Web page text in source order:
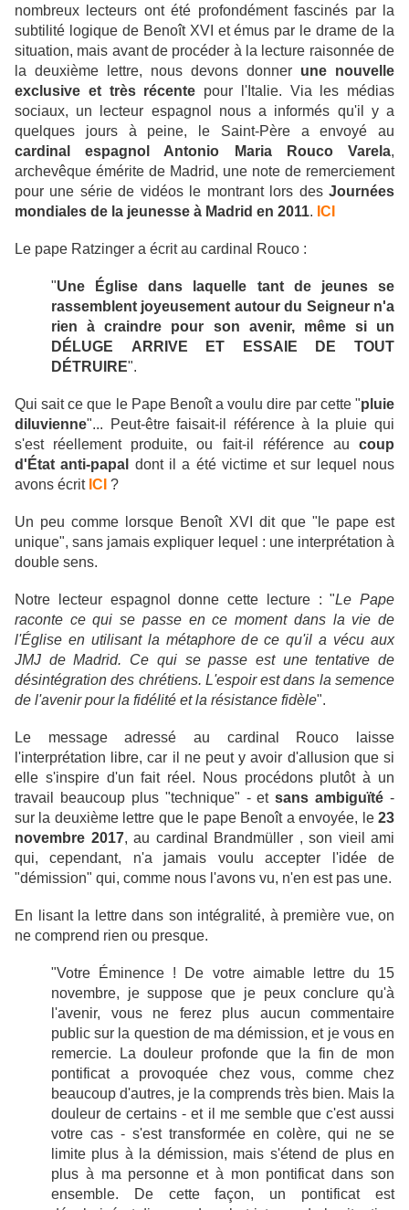
nombreux lecteurs ont été profondément fascinés par la
subtilité logique de Benoît XVI et émus par le drame de la
situation, mais avant de procéder à la lecture raisonnée de
la deuxième lettre, nous devons donner une nouvelle
exclusive et très récente pour l'Italie. Via les médias
sociaux, un lecteur espagnol nous a informés qu'il y a
quelques jours à peine, le Saint-Père a envoyé au
cardinal espagnol Antonio Maria Rouco Varela,
archevêque émérite de Madrid, une note de remerciement
pour une série de vidéos le montrant lors des Journées
mondiales de la jeunesse à Madrid en 2011. ICI
Le pape Ratzinger a écrit au cardinal Rouco :
"Une Église dans laquelle tant de jeunes se
rassemblent joyeusement autour du Seigneur n'a
rien à craindre pour son avenir, même si un
DÉLUGE ARRIVE ET ESSAIE DE TOUT
DÉTRUIRE".
Qui sait ce que le Pape Benoît a voulu dire par cette "pluie
diluvienne"... Peut-être faisait-il référence à la pluie qui
s'est réellement produite, ou fait-il référence au coup
d'État anti-papal
dont il a été victime et sur lequel nous
avons écrit ICI ?
Un peu comme lorsque Benoît XVI dit que "le pape est
unique", sans jamais expliquer lequel : une interprétation à
double sens.
Notre lecteur espagnol donne cette lecture : "Le Pape
raconte ce qui se passe en ce moment dans la vie de
l'Église en utilisant la métaphore de ce qu'il a vécu aux
JMJ de Madrid. Ce qui se passe est une tentative de
désintégration des chrétiens. L'espoir est dans la semence
de l'avenir pour la fidélité et la résistance fidèle".
Le message adressé au cardinal Rouco laisse
l'interprétation libre, car il ne peut y avoir d'allusion que si
elle s'inspire d'un fait réel. Nous procédons plutôt à un
travail beaucoup plus "technique" - etsans ambiguïté -
sur la deuxième lettre que le pape Benoît a envoyée, le 23
novembre 2017, au cardinal Brandmüller , son vieil ami
qui, cependant, n'a jamais voulu accepter l'idée de
"démission" qui, comme nous l'avons vu, n'en est pas une.
En lisant la lettre dans son intégralité, à première vue, on
ne comprend rien ou presque.
"Votre Éminence ! De votre aimable lettre du 15
novembre, je suppose que je peux conclure qu'à
l'avenir, vous ne ferez plus aucun commentaire
public sur la question de ma démission, et je vous en
remercie. La douleur profonde que la fin de mon
pontificat a provoquée chez vous, comme chez
beaucoup d'autres, je la comprends très bien. Mais la
douleur de certains - et il me semble que c'est aussi
votre cas - s'est transformée en colère, qui ne se
limite plus à la démission, mais s'étend de plus en
plus à ma personne et à mon pontificat dans son
ensemble. De cette façon, un pontificat est